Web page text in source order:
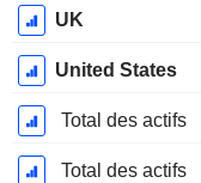
UK
United States
Total des actifs
Total des actifs